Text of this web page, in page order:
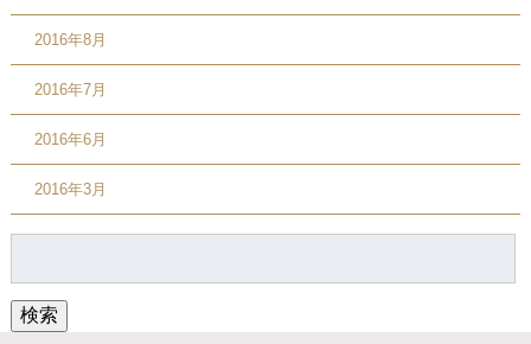
2016年8月
2016年7月
2016年6月
2016年3月
検索